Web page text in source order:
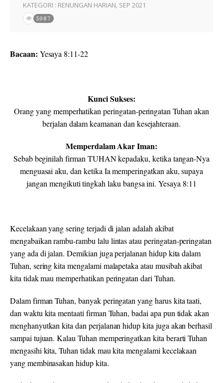
KATEGORI : RENUNGAN HARIAN, SEP 2021
5087
Bacaan: Yesaya 8:11-22
Kunci Sukses:
Orang yang memperhatikan peringatan-peringatan Tuhan akan
berjalan dalam keamanan dan kesejahteraan.
Memperdalam Akar Iman:
Sebab beginilah firman TUHAN kepadaku, ketika tangan-Nya
menguasai aku, dan ketika Ia memperingatkan aku, supaya
jangan mengikuti tingkah laku bangsa ini. Yesaya 8:11
Kecelakaan yang sering terjadi di jalan adalah akibat
mengabaikan rambu-rambu lalu lintas atau peringatan-peringatan
yang ada di jalan. Demikian juga perjalanan hidup kita dalam
Tuhan, sering kita mengalami malapetaka atau musibah akibat
kita tidak mau memperhatikan peringatan dari Tuhan.
Dalam firman Tuhan, banyak peringatan yang harus kita taati,
dan waktu kita mentaati firman Tuhan, badai apa pun tidak akan
menghanyutkan kita dan perjalanan hidup kita juga akan berhasil
sampai tujuan. Kalau Tuhan memperingatkan kita berarti Tuhan
mengasihi kita, Tuhan tidak mau kita mengalami kecelakaan
yang membinasakan hidup kita.